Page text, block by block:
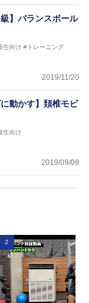
】バランスボール
生向け #トレーニング
2019/11/20
動かす】頚椎モビ
生向け
2019/09/09
2